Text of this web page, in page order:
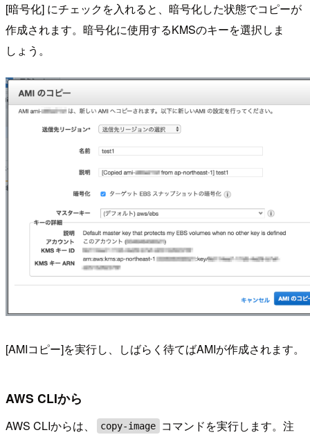
[暗号化] にチェックを入れると、暗号化した状態でコピーが
作成されます。暗号化に使用するKMSのキーを選択しま
しょう。
[AMIコピー]を実行し、しばらく待てばAMIが作成されます。
AWS CLIから
AWS CLIからは、 copy-image
コマンドを実行します。注